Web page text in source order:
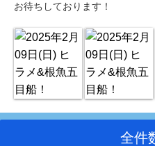
お待ちしております！
全件